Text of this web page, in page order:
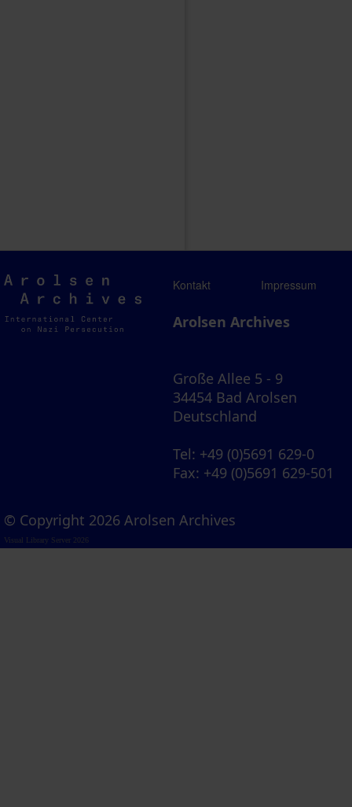
Arolsen
Archives
Kontakt Impressum
Arolsen Archives
Große Allee 5 - 9
34454 Bad Arolsen
Deutschland
Tel: +49 (0)5691 629-0
Fax: +49 (0)5691 629-501
© Copyright 2026 Arolsen Archives
Visual Library Server 2026